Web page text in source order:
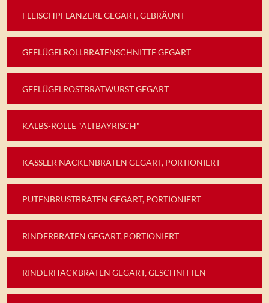
FLEISCHPFLANZERL GEGART, GEBRÄUNT
GEFLÜGELROLLBRATENSCHNITTE GEGART
GEFLÜGELROSTBRATWURST GEGART
KALBS-ROLLE "ALTBAYRISCH"
KASSLER NACKENBRATEN GEGART, PORTIONIERT
PUTENBRUSTBRATEN GEGART, PORTIONIERT
RINDERBRATEN GEGART, PORTIONIERT
RINDERHACKBRATEN GEGART, GESCHNITTEN